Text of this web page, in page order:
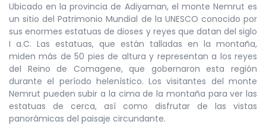
Ubicado en la provincia de Adiyaman, el monte Nemrut es
un sitio del Patrimonio Mundial de la UNESCO conocido por
sus enormes estatuas de dioses y reyes que datan del siglo
I a.C. Las estatuas, que están talladas en la montaña,
miden más de 50 pies de altura y representan a los reyes
del Reino de Comagene, que gobernaron esta región
durante el período helenístico. Los visitantes del monte
Nemrut pueden subir a la cima de la montaña para ver las
estatuas de cerca, así como disfrutar de las vistas
panorámicas del paisaje circundante.